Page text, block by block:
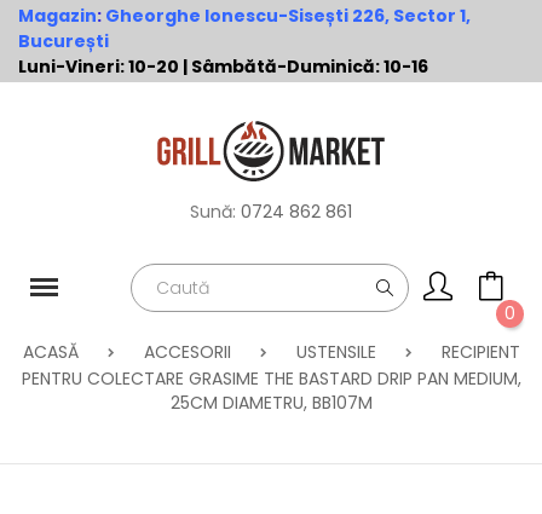
Magazin: Gheorghe Ionescu-Sisești 226, Sector 1,
București
Luni-Vineri: 10-20 | Sâmbătă-Duminică: 10-16
Sună: 0724 862 861
0
ACASĂ
ACCESORII USTENSILE
RECIPIENT
PENTRU COLECTARE GRASIME THE BASTARD DRIP PAN MEDIUM,
25CM DIAMETRU, BB107M